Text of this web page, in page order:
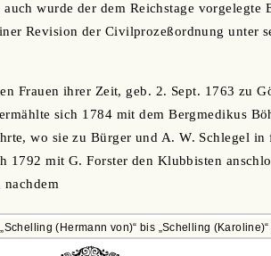
wurde der dem Reichstage vorgelegte
Revision der Civilprozeßordnung unter
Frauen ihrer Zeit, geb. 2. Sept. 1763 zu
sich 1784 mit dem Bergmedikus
wo sie zu Bürger und A. W. Schlegel
1792 mit G. Forster den Klubbisten
nachdem
Schelling (Hermann von) bis Schelling (Karoline)